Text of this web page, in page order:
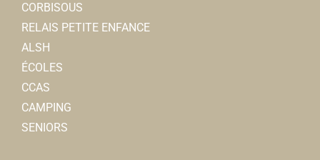
CORBISOUS
RELAIS PETITE ENFANCE
ALSH
ÉCOLES
CCAS
CAMPING
SENIORS